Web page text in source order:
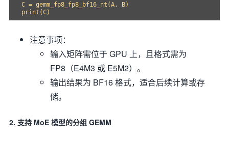
C = gemm_fp8_fp8_bf16_nt(A, B)
注意事项：
输入矩阵需位于 GPU 上，且格式需为
FP8（E4M3 或 E5M2）。
输出结果为 BF16 格式，适合后续计算或存
储。
2. 支持 MoE 模型的分组 GEMM